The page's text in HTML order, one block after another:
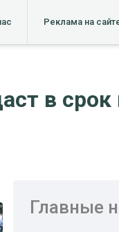
Реклама на
в срок
Главные